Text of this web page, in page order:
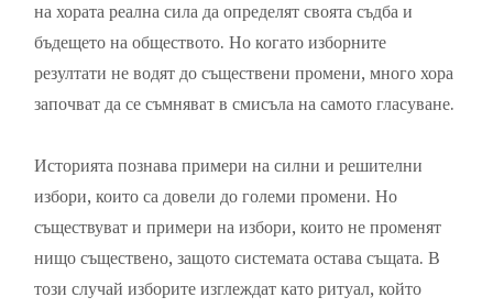
на хората реална сила да определят своята съдба и
бъдещето на обществото. Но когато изборните
резултати не водят до съществени промени, много хора
започват да се съмняват в смисъла на самото гласуване.
Историята познава примери на силни и решителни
избори, които са довели до големи промени. Но
съществуват и примери на избори, които не променят
нищо съществено, защото системата остава същата. В
този случай изборите изглеждат като ритуал, който